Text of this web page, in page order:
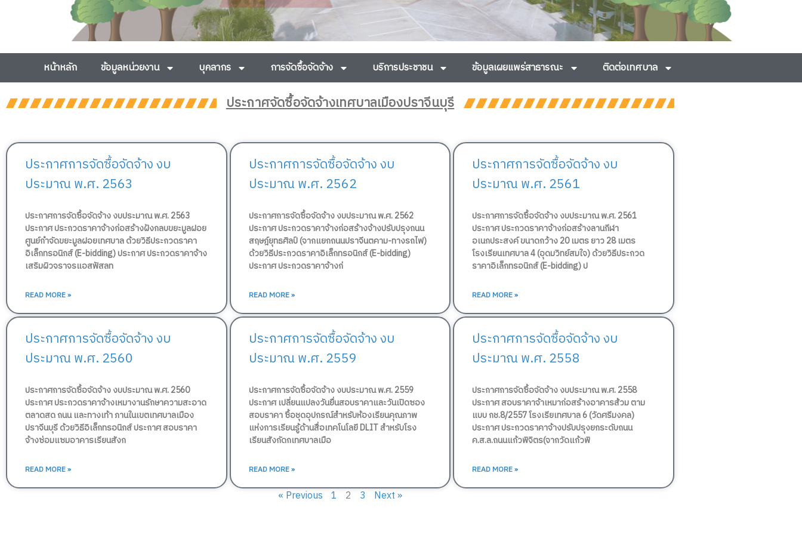
หน้าหลัก ข้อมูลหน่วยงาน บุคลากร การจัดซื้อจัดจ้าง บริการประชาชน ข้อมูลเผยแพร่สาธารณะ ติดต่อเทศบาล
ประกาศจัดซื้อจัดจ้างเทศบาลเมืองปราจีนบุรี
ประกาศการจัดซื้อจัดจ้าง งบ
ประมาณ พ.ศ. 2563
ประกาศการจัดซื้อจัดจ้าง งบประมาณ พ.ศ. 2563
ประกาศ ประกวดราคาจ้างก่อสร้างฝังกลบขยะมูลฝอย
ศูนย์กำจัดขยะมูลฝอยเทศบาล ด้วยวิธีประกวดราคา
อิเล็กทรอนิกส์ (E-bidding) ประกาศ ประกวดราคาจ้าง
เสริมผิวจราจรแอสฟัสลท
READ MORE »
ประกาศการจัดซื้อจัดจ้าง งบ
ประมาณ พ.ศ. 2562
ประกาศการจัดซื้อจัดจ้าง งบประมาณ พ.ศ. 2562
ประกาศ ประกวดราคาจ้างก่อสร้างจ้างปรับปรุงถนน
สฤษฎ์ยุทธศิลป์ (จากแยกถนนปราจีนตคาม-ทางรถไฟ)
ด้วยวิธีประกวดราคาอิเล็กทรอนิกส์ (E-bidding)
ประกาศ ประกวดราคาจ้างก่
READ MORE »
ประกาศการจัดซื้อจัดจ้าง งบ
ประมาณ พ.ศ. 2561
ประกาศการจัดซื้อจัดจ้าง งบประมาณ พ.ศ. 2561
ประกาศ ประกวดราคาจ้างก่อสร้างลานกีฬา
อเนกประสงค์ ขนาดกว้าง 20 เมตร ยาว 28 เมตร
โรงเรียนเทศบาล 4 (อุดมวิทย์สมใจ) ด้วยวิธีประกวด
ราคาอิเล็กทรอนิกส์ (E-bidding) ป
READ MORE »
ประกาศการจัดซื้อจัดจ้าง งบ
ประมาณ พ.ศ. 2560
ประกาศการจัดซื้อจัดจ้าง งบประมาณ พ.ศ. 2560
ประกาศ ประกวดราคาจ้างเหมางานรักษาความสะอาด
ตลาดสด ถนน และทางเท้า ภานในเขตเทศบาลเมือง
ปราจีนบุรี ด้วยวิธีอิเล็กทรอนิกส์ ประกาศ สอบราคา
จ้างซ่อมแซมอาคารเรียนสังก
READ MORE »
ประกาศการจัดซื้อจัดจ้าง งบ
ประมาณ พ.ศ. 2559
ประกาศการจัดซื้อจัดจ้าง งบประมาณ พ.ศ. 2559
ประกาศ เปลี่ยนแปลงวันยื่นสอบราคาและวันเปิดซอง
สอบราคา ซื้อชุดอุปกรณ์สำหรับห้องเรียนคุณภาพ
แห่งการเรียนรู้ด้านสื่อเทคโนโลยี DLIT สำหรับโรง
เรียนสังกัดกเทศบาลเมือ
READ MORE »
ประกาศการจัดซื้อจัดจ้าง งบ
ประมาณ พ.ศ. 2558
ประกาศการจัดซื้อจัดจ้าง งบประมาณ พ.ศ. 2558
ประกาศ สอบราคาจ้าเหมาก่อสร้างอาคารส้วม ตาม
แบบ กช.8/2557 โรงเรียเทศบาล 6 (วัดศรีมงคล)
ประกาศ ประกวดราคาจ้างปรับปรุงยกระดับถนน
ค.ส.ล.ถนนแก้วพิจิตร(จากวัดแก้วพิ
READ MORE »
« Previous
P
a
g
e
1
P
a
g
e
2
P
a
3 Next »